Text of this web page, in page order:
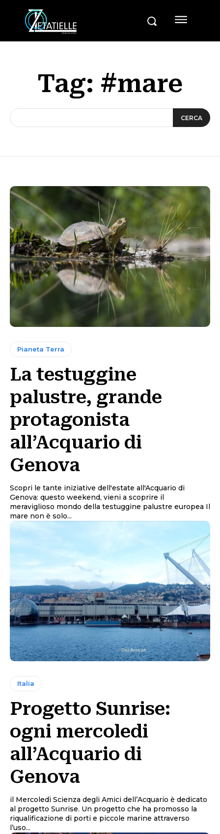
Tag: #mare
CERCA
Pianeta Terra
La testuggine
palustre, grande
protagonista
all’Acquario di
Genova
Scopri le tante iniziative dell'estate all'Acquario di
Genova: questo weekend, vieni a scoprire il
meraviglioso mondo della testuggine palustre europea Il
mare non è solo...
Italia
Progetto Sunrise:
ogni mercoledi
all’Acquario di
Genova
il Mercoledì Scienza degli Amici dell’Acquario è dedicato
al progetto Sunrise. Un progetto che ha promosso la
riqualificazione di porti e piccole marine attraverso
l’uso...